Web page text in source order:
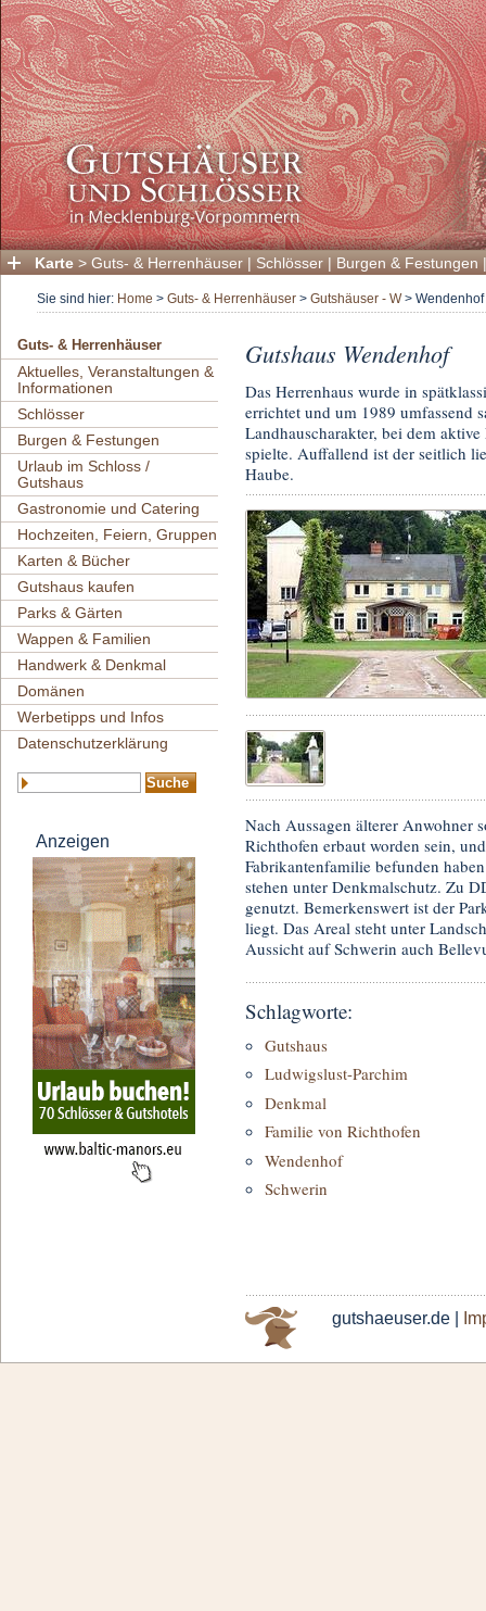
Karte > Guts- & Herrenhäuser | Schlösser | Burgen & Festungen
Sie sind hier: Home > Guts- & Herrenhäuser > Gutshäuser - W> Wendenhof
Guts- & Herrenhäuser
Aktuelles, Veranstaltungen &
Informationen
Schlösser
Burgen & Festungen
Urlaub im Schloss /
Gutshaus
Gastronomie und Catering
Hochzeiten, Feiern, Gruppen
Karten & Bücher
Gutshaus kaufen
Parks & Gärten
Wappen & Familien
Handwerk & Denkmal
Domänen
Werbetipps und Infos
Datenschutzerklärung
Anzeigen
Gutshaus Wendenhof
Das Herrenhaus wurde in
errichtet und um 1989 umfassend
Landhauscharakter, bei dem
spielte. Auffallend ist der seitlich
Haube.
Nach Aussagen älterer Anwohner
Richthofen erbaut worden sein,
Fabrikantenfamilie befunden
stehen unter Denkmalschutz. Zu
genutzt. Bemerkenswert ist der
liegt. Das Areal steht unter
Aussicht auf Schwerin auch
Schlagworte:
Gutshaus
Ludwigslust-Parchim
Denkmal
Familie von Richthofen
Wendenhof
Schwerin
gutshaeuser.de |